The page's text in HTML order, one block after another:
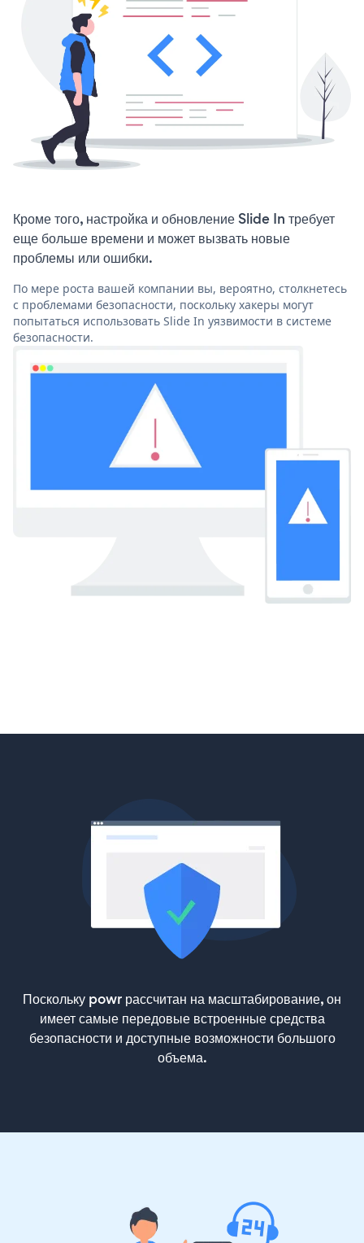
Кроме того, настройка и обновление Slide In требует
еще больше времени и может вызвать новые
проблемы или ошибки.
По мере роста вашей компании вы, вероятно, столкнетесь
с проблемами безопасности, поскольку хакеры могут
попытаться использовать Slide In уязвимости в системе
безопасности.
Поскольку powr рассчитан на масштабирование, он
имеет самые передовые встроенные средства
безопасности и доступные возможности большого
объема.